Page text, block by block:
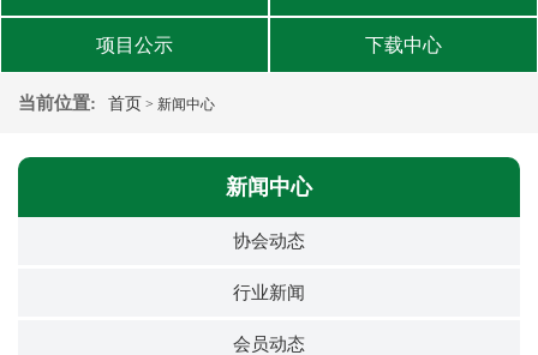
项目公示 下载中心
当前位置: 首页 > 新闻中心
新闻中心
协会动态
行业新闻
会员动态